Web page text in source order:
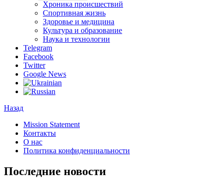
Хроника происшествий
Спортивная жизнь
Здоровье и медицина
Культура и образование
Наука и технологии
Telegram
Facebook
Twitter
Google News
Назад
Mission Statement
Контакты
О нас
Политика конфиденциальности
Последние новости